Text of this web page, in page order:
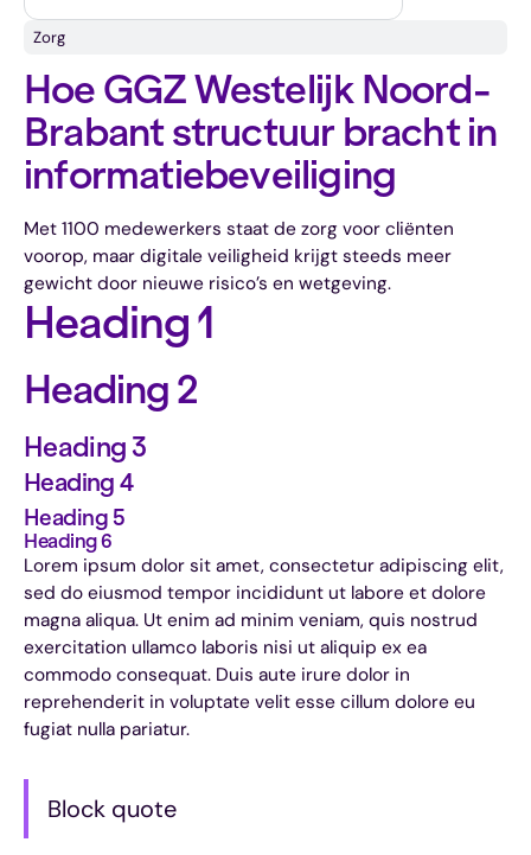
Zorg
Hoe GGZ Westelijk Noord-
Brabant structuur bracht in
informatiebeveiliging
Met 1100 medewerkers staat de zorg voor cliënten
voorop, maar digitale veiligheid krijgt steeds meer
gewicht door nieuwe risico’s en wetgeving.
Heading 1
Heading 2
Heading 3
Heading 4
Heading 5
Heading 6
Lorem ipsum dolor sit amet, consectetur adipiscing elit,
sed do eiusmod tempor incididunt ut labore et dolore
magna aliqua. Ut enim ad minim veniam, quis nostrud
exercitation ullamco laboris nisi ut aliquip ex ea
commodo consequat. Duis aute irure dolor in
reprehenderit in voluptate velit esse cillum dolore eu
fugiat nulla pariatur.
Block quote